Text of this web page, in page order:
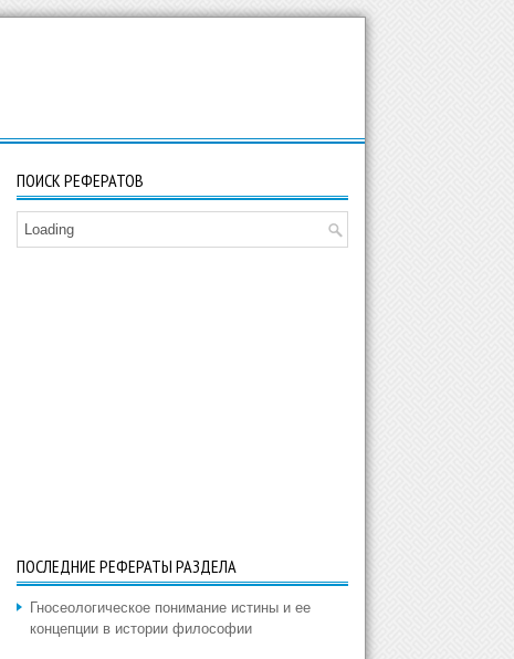
ПОИСК РЕФЕРАТОВ
Loading
ПОСЛЕДНИЕ РЕФЕРАТЫ РАЗДЕЛА
Гносеологическое понимание истины и ее
концепции в истории философии